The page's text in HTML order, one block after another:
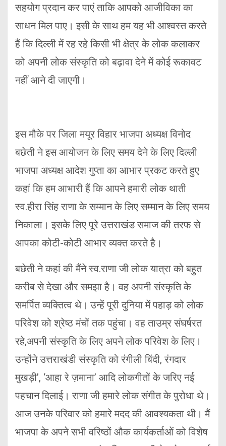
सहयोग प्रदान कर पाएं ताकि आपको आजीविका का
साधन मिल पाए। इसी के साथ हम यह भी आश्वस्त करते
हैं कि दिल्ली में रह रहे किसी भी क्षेत्र के लोक कलाकर
को अपनी लोक संस्कृति को बढ़ावा देने में कोई रूकावट
नहीं आने दी जाएगी।
इस मौके पर जिला मयूर विहार भाजपा अध्यक्ष विनोद
बछेती ने इस आयोजन के लिए समय देने के लिए दिल्ली
भाजपा अध्यक्ष आदेश गुप्ता का आभार प्रकट करते हुए
कहां कि हम आभारी हैं कि आपने हमारी लोक थाती
स्व.हीरा सिंह राणा के सम्मान के लिए सम्मान के लिए समय
निकाला। इसके लिए पूरे उत्तराखंड समाज की तरफ से
आपका कोटी-कोटी आभार व्यक्त करते है।
बछेती ने कहां की मैंने स्व.राणा जी लोक यात्रा को बहुत
करीब से देखा और समझा है। वह अपनी संस्कृति के
समर्पित व्यक्तित्व थे। उन्हें पूरी दुनिया में पहाड़ को लोक
परिवेश को श्रेष्ठ मंचों तक पहुंचा। वह ताउम्र संघर्षरत
रहे,अपनी संस्कृति के लिए अपने लोक परिवेश के लिए।
उन्होंने उत्तराखंडी संस्कृति को रंगीली बिंदी, रंगदार
मुखड़ी’, ‘आहा रे ज़माना’ आदि लोकगीतों के जरिए नई
पहचान दिलाई। राणा जी हमारे लोक संगीत के पुरोधा थे।
आज उनके परिवार को हमारे मदद की आवश्यकता थी। मैं
भाजपा के अपने सभी वरिष्ठों औक कार्यकर्ताओं को विशेष